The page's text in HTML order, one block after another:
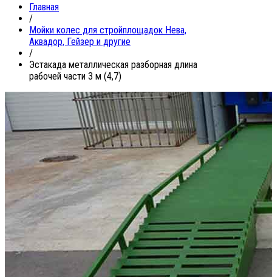
Главная
/
Мойки колес для стройплощадок Нева,
Аквадор, Гейзер и другие
/
Эстакада металлическая разборная длина
рабочей части 3 м (4,7)